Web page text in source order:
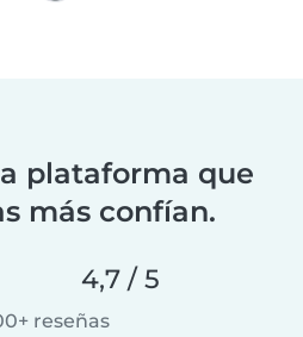
plataforma que
más confían.
4,7 / 5
reseñas